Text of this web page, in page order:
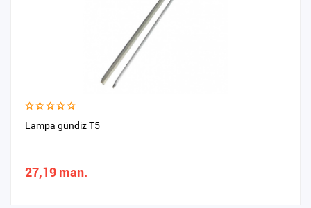
Lampa gündiz T5
27,19 man.